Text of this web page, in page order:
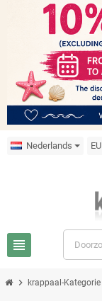
Nederlands
view_headline
chevron_right krappaal-Kategorie